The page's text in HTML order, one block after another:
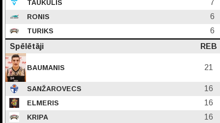
TAUKULIS 7
RONIS 6
TURIKS
6
Spēlētāji
REB
BAUMANIS 21
SANŽAROVECS 16
ELMERIS 16
KRIPA 16